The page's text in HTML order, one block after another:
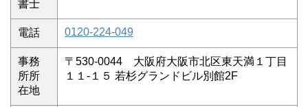
書士
電話 0120-224-049
事務
所所
在地
〒530-0044 大阪府大阪市北区東天満１丁目
１１-１５ 若杉グランドビル別館2F